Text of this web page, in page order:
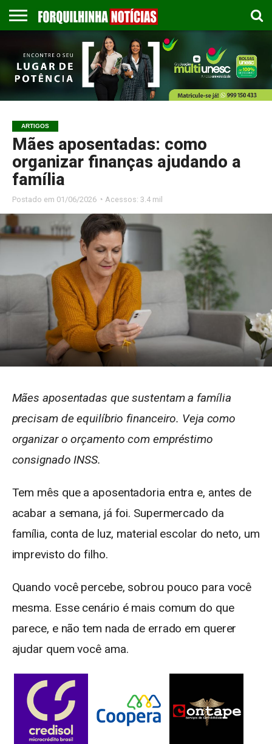
EMPREGOS
ESPORTES
PUBLICAÇÃO
LEGAL
GASTRONOMIA
CONTATO
ARTIGOS
Mães aposentadas: como
organizar finanças ajudando a
família
Postado em 01/06/2026 ◔ Acessos: 3.4 mil
Mães aposentadas que sustentam a família
precisam de equilíbrio financeiro. Veja como
organizar o orçamento com empréstimo
consignado INSS.
Tem mês que a aposentadoria entra e, antes de
acabar a semana, já foi. Supermercado da
família, conta de luz, material escolar do neto, um
imprevisto do filho.
Quando você percebe, sobrou pouco para você
mesma. Esse cenário é mais comum do que
parece, e não tem nada de errado em querer
ajudar quem você ama.